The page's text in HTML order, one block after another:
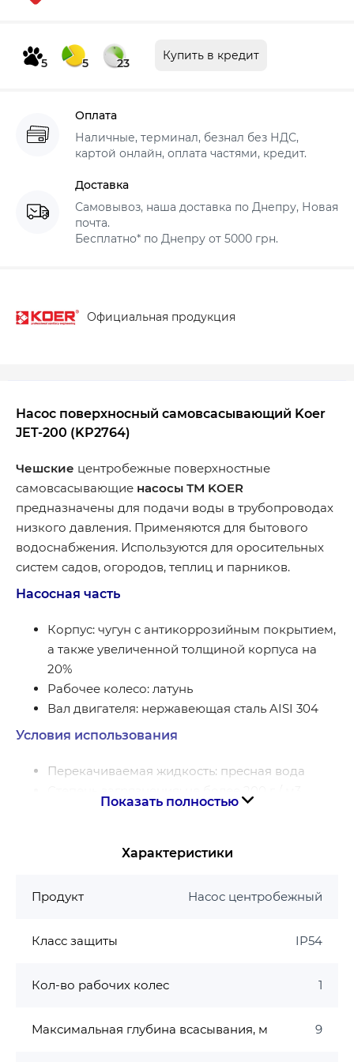
5 5 23
Купить в кредит
Оплата
Наличные, терминал, безнал без НДС,
картой онлайн, оплата частями, кредит.
Доставка
Самовывоз, наша доставка по Днепру, Новая
почта.
Бесплатно* по Днепру от 5000 грн.
Официальная продукция
Насос поверхносный самовсасывающий Koer
JET-200 (KP2764)
Чешские центробежные поверхностные
самовсасывающие насосы ТМ KOER
предназначены для подачи воды в трубопроводах
низкого давления. Применяются для бытового
водоснабжения. Используются для оросительных
систем садов, огородов, теплиц и парников.
Насосная часть
Корпус: чугун с антикоррозийным покрытием,
а также увеличенной толщиной корпуса на
20%
Рабочее колесо: латунь
Вал двигателя: нержавеющая сталь AISI 304
Условия использования
Перекачиваемая жидкость: пресная вода
Влажность окружающего воздуха: <90%
более 0,01%
бар)
Двигатель
Показать полностью
Характеристики
Продукт Насос центробежный
Класс защиты IP54
Кол-во рабочих колес 1
Максимальная глубина всасывания, м 9